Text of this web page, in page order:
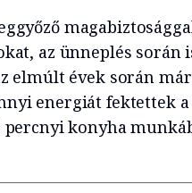
az ünneplés során
elmúlt évek során
energiát fektettek
percnyi konyha